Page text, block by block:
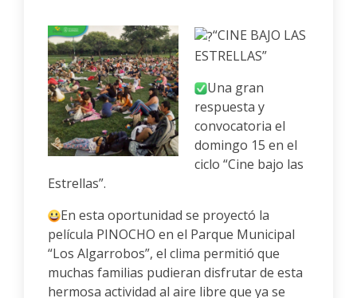
“CINE BAJO LAS
ESTRELLAS”
Una gran
respuesta y
convocatoria el
domingo 15 en el
ciclo “Cine bajo las
Estrellas”.
En esta oportunidad se proyectó la
película PINOCHO en el Parque Municipal
“Los Algarrobos”, el clima permitió que
muchas familias pudieran disfrutar de esta
hermosa actividad al aire libre que ya se